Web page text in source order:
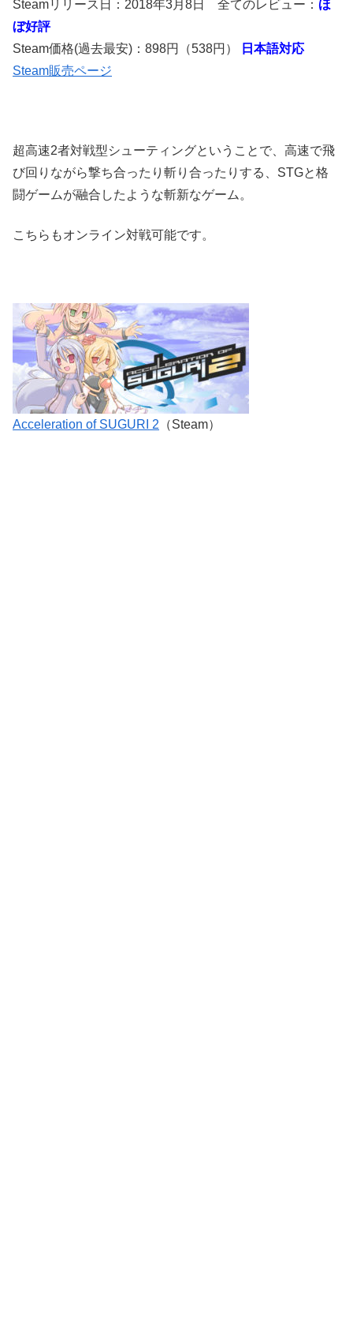
Steamリリース日：2018年3月8日 全てのレビュー： ほ
ぼ好評
Steam価格(過去最安)：898円（538円）
日本語対応
Steam販売ページ
超高速2者対戦型シューティングということで、高速で飛
び回りながら撃ち合ったり斬り合ったりする、STGと格
闘ゲームが融合したような斬新なゲーム。
こちらもオンライン対戦可能です。
Acceleration of SUGURI 2 （Steam）